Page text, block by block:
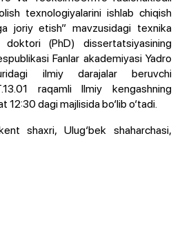
texnologiyalarini ishlab chiqish
joriy etish” mavzusidagi texnika
doktori (PhD) dissertatsiyasining
Fanlar akademiyasi Yadro
ilmiy darajalar beruvchi
raqamli Ilmiy kengashning
dagi majlisida bo‘lib o‘tadi.
shaxri, Ulug‘bek shaharchasi,